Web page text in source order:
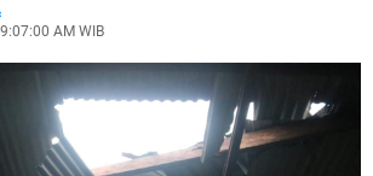
AM WIB